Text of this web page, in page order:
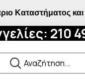
Καταστήματος
210